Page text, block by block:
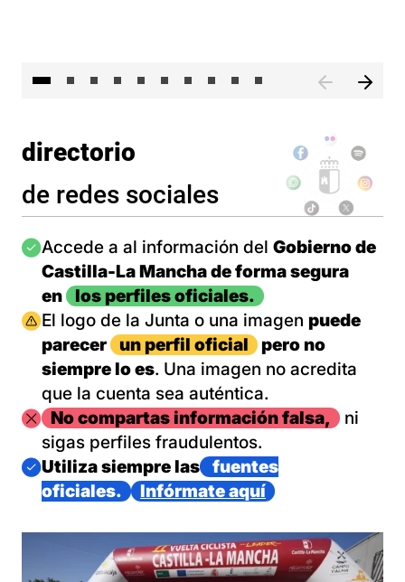
directorio
de redes sociales
Imagen
Accede a al información del Gobierno de
Castilla-La Mancha de forma segura
en
los perfiles oficiales.
Imagen
El logo de la Junta o una imagen puede
parecer
un perfil oficial
pero no
siempre lo es. Una imagen no acredita
que la cuenta sea auténtica.
ImagenNo compartas información falsa,
ni
sigas perfiles fraudulentos.
Imagen
Utiliza siempre las
fuentes
oficiales.
Infórmate aquí